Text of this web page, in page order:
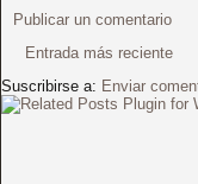
Recomendación de la semana
Publicar un comentario
Entrada más reciente
Suscribirse a: Enviar